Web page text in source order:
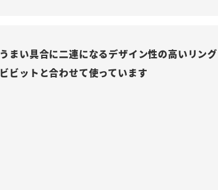
うまい具合に二連になるデザイン性の高いリン
ビビットと合わせて使っています